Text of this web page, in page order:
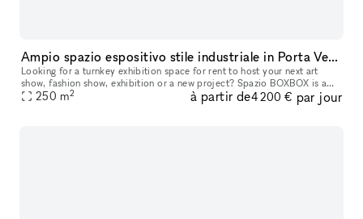
Ampio spazio espositivo stile industriale in Porta Venezia Milano
Looking for a turnkey exhibition space for rent to host your next art
show, fashion show, exhibition or a new project? Spazio BOXBOX is a
new street-level open space located in Milano Porta Venezia.
250 m2 à partir de4 200 € par jour